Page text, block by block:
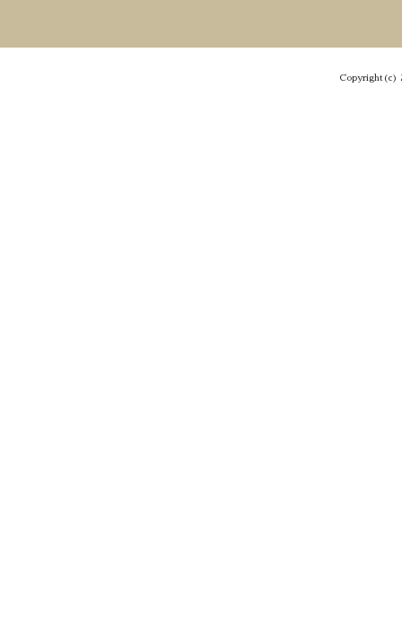
Copyright(c)